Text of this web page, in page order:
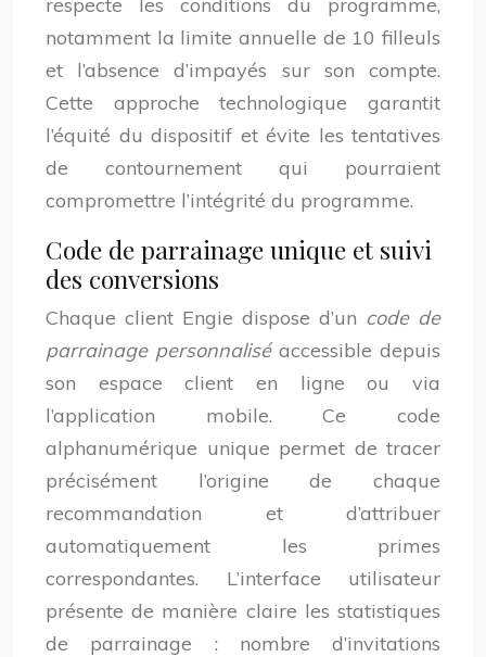
notamment la limite annuelle de 10 filleuls
et l’absence d’impayés sur son compte.
Cette approche technologique garantit
l’équité du dispositif et évite les tentatives
de contournement qui pourraient
compromettre l’intégrité du programme.
Code de parrainage unique et suivi
des conversions
Chaque client Engie dispose d’un code de
parrainage personnaliséaccessible depuis
son espace client en ligne ou via
l’application mobile. Ce code
alphanumérique unique permet de tracer
précisément l’origine de chaque
recommandation et d’attribuer
automatiquement les primes
correspondantes. L’interface utilisateur
présente de manière claire les statistiques
de parrainage : nombre d’invitations